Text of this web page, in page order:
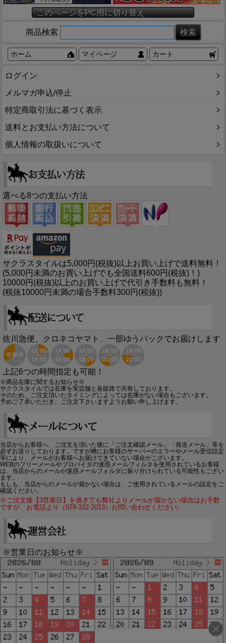
このページをPC用に切り替え
商品検索
ホーム マイページ カート
ログイン
メルマガ申込/停止
特定商取引法に基づく表示
送料とお支払い方法について
個人情報の取扱いについて
選べる8つの支払い方法
サクラスタイルは5,000円(税抜)以上お買い上げで送料無料！
(5,000円未満のお買い上げでも全国送料600円(税抜)！)
10000円(税抜)以上のお買い上げで代引き手数料も無料！
(税抜10000円未満の場合手数料300円(税抜))
佐川急便、クロネコヤマト、一部ゆうパックでお届けします
上記6つの時間指定も可能！
※商品在庫に関するお知らせ※
サクラスタイルでは在庫を実店舗と各販路で共有しております。
そのため、ご注文頂いたタイミングによっては在庫がない場合もございます。
予めご了承いただき、ご注文下さいますようお願い申し上げます。
当店からお客様へ、ご注文を頂いた後に「ご注文確認メール」「発送メール」等を
必ずお送りしております。ですが稀にお客様のサーバーのエラーやメール受信設定
等により、メールがお客様へお届けできていない場合がございます。
WEBのフリーメールやプロバイダの迷惑メールフィルタを使用されているお客様
は、当店からのメールが迷惑メールフォルダに振り分けられている可能性もござい
ます。
もしも、当店からのメールが届かない場合は、ご使用されているメールの設定をご
確認ください。
※ご注文後【3営業日】を過ぎても弊社よりメールが届かない場合はお手数
ですが、お電話より（078-332-2013）お問い合わせください。
※営業日のお知らせ※